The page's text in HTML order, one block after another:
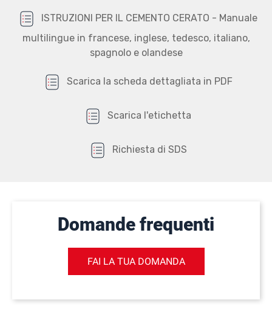
ISTRUZIONI PER IL CEMENTO CERATO - Manuale
multilingue in francese, inglese, tedesco, italiano,
spagnolo e olandese
Scarica la scheda dettagliata in PDF
Scarica l'etichetta
Richiesta di SDS
Domande frequenti
FAI LA TUA DOMANDA